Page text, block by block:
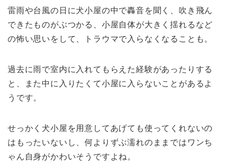
雷雨や台風の日に犬小屋の中で轟音を聞く、吹き飛ん
できたものがぶつかる、小屋自体が大きく揺れるなど
の怖い思いをして、トラウマで入らなくなることも。
過去に雨で室内に入れてもらえた経験があったりする
と、また中に入りたくて小屋に入らないことがあるよ
うです。
せっかく犬小屋を用意してあげても使ってくれないの
はもったいないし、何よりずぶ濡れのままではワンち
ゃん自身がかわいそうですよね。